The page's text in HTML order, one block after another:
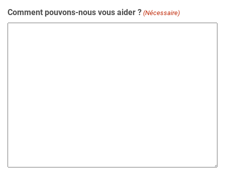
Comment pouvons-nous vous aider ? (Nécessaire)